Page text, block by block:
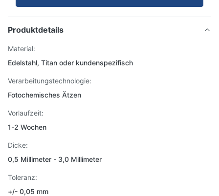
Produktdetails
Material:
Edelstahl, Titan oder kundenspezifisch
Verarbeitungstechnologie:
Fotochemisches Ätzen
Vorlaufzeit:
1-2 Wochen
Dicke:
0,5 Millimeter - 3,0 Millimeter
Toleranz:
+/- 0,05 mm